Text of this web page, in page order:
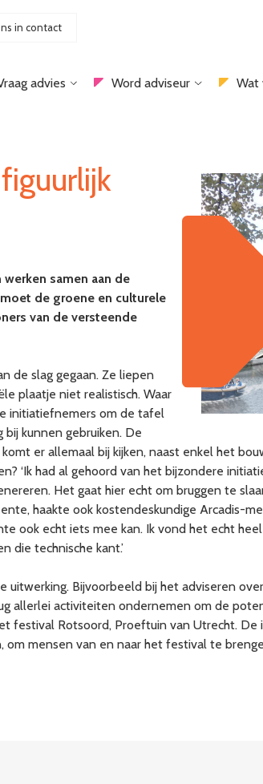
in contact
advies Word adviseur Wat
samen aan de
de groene en culturele
van de versteende
de slag gegaan. Ze liepen
plaatje niet realistisch. Waar
initiatiefnemers om de tafel
kunnen gebruiken. De
er allemaal bij kijken, naast enkel het
‘Ik had al gehoord van het bijzondere
Het gaat hier echt om bruggen te
haakte ook kostendeskundige Arcadis-
ook echt iets mee kan. Ik vond het echt
die technische kant.’
uitwerking. Bijvoorbeeld bij het adviseren
allerlei activiteiten ondernemen om de
festival Rotsoord, Proeftuin van Utrecht.
mensen van en naar het festival te